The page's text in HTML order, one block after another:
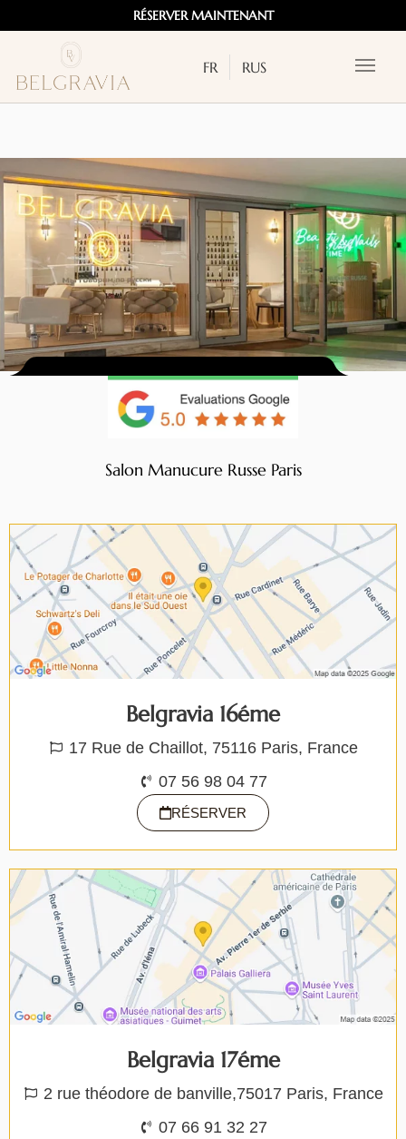
RÉSERVER MAINTENANT
FR RUS
Salon Manucure Russe Paris
Belgravia 16éme
17 Rue de Chaillot, 75116 Paris, France
07 56 98 04 77
RÉSERVER
Belgravia 17éme
2 rue théodore de banville,75017 Paris, France
07 66 91 32 27